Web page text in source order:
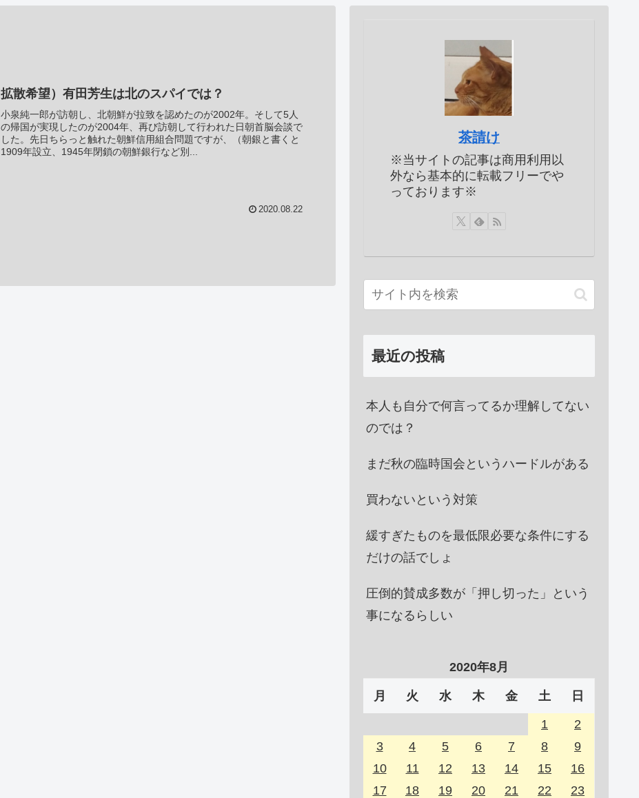
拡散希望）有田芳生は北のスパイでは？
小泉純一郎が訪朝し、北朝鮮が拉致を認めたのが2002年。そして5人
の帰国が実現したのが2004年、再び訪朝して行われた日朝首脳会談で
した。先日ちらっと触れた朝鮮信用組合問題ですが、（朝銀と書くと
1909年設立、1945年閉鎖の朝鮮銀行など別...
2020.08.22
茶請け
※当サイトの記事は商用利用以
外なら基本的に転載フリーでや
っております※
最近の投稿
本人も自分で何言ってるか理解してない
のでは？
まだ秋の臨時国会というハードルがある
買わないという対策
緩すぎたものを最低限必要な条件にする
だけの話でしょ
圧倒的賛成多数が「押し切った」という
事になるらしい
2020年8月
月 火 水 木 金 土 日
1
2
3
4 5 6 7 8
9
10
11 12 13 14 15
16
17
18 19 20 21 22
23